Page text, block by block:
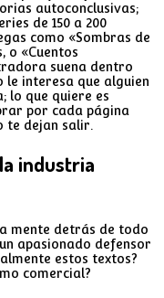
autoconclusivas;
de 150 a 200
como «Sombras de
o «Cuentos
suena dentro
le interesa que alguien
lo que quiere es
por cada página
te dejan salir.
industria
mente detrás de todo
apasionado defensor
estos textos?
comercial?